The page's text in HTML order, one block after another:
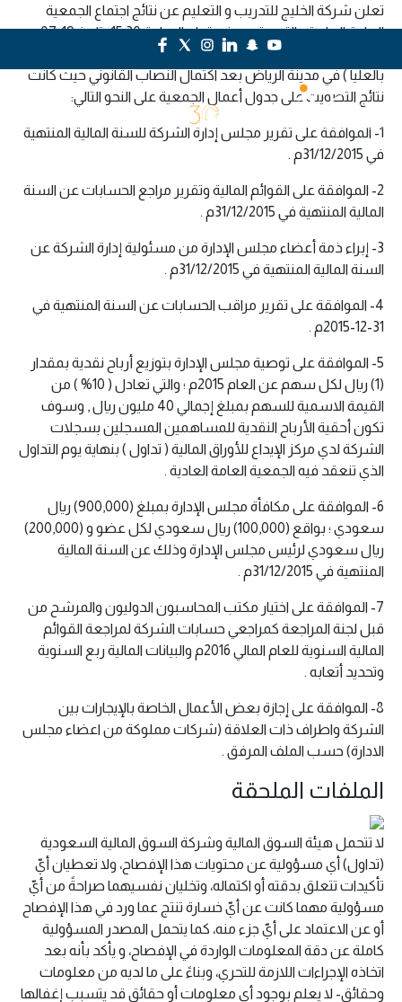
تعلن شركة الخليج للتدريب و التعليم عن نتائج اجتماع الجمعية
العامة العادية والتي عقدت في تمام الساعة 15:30 بتاريخ 19-07-
1437 الموافق 26-04-2016 في بمقر الشركة(خلف مكتبة جرير
بالعليا ) في مدينة الرياض بعد اكتمال النصاب القانوني حيث كانت
نتائج التصويت على جدول أعمال الجمعية على النحو التالي:
1- الموافقة على تقرير مجلس إدارة الشركة للسنة المالية المنتهية
في 31/12/2015م .
2- الموافقة على القوائم المالية وتقرير مراجع الحسابات عن السنة
المالية المنتهية في 31/12/2015م .
3- إبراء ذمة أعضاء مجلس الإدارة من مسئولية إدارة الشركة عن
السنة المالية المنتهية في 31/12/2015م .
4- الموافقة على تقرير مراقب الحسابات عن السنة المنتهية في
31-12-2015م .
5- الموافقة على توصية مجلس الإدارة بتوزيع أرباح نقدية بمقدار
(1) ريال لكل سهم عن العام 2015م ؛ والتي تعادل ( 10% ) من
القيمة الاسمية للسهم بمبلغ إجمالي 40 مليون ريال , وسوف
تكون أحقية الأرباح النقدية للمساهمين المسجلين بسجلات
الشركة لدي مركز الإيداع للأوراق المالية ( تداول ) بنهاية يوم التداول
الذي تنعقد فيه الجمعية العامة العادية .
6- الموافقة على مكافأة مجلس الإدارة بمبلغ (900,000) ريال
سعودي ؛ بواقع (100,000) ريال سعودي لكل عضو و (200,000)
ريال سعودي لرئيس مجلس الإدارة وذلك عن السنة المالية
المنتهية في 31/12/2015م .
7- الموافقة على اختيار مكتب المحاسبون الدوليون والمرشح من
قبل لجنة المراجعة كمراجعي حسابات الشركة لمراجعة القوائم
المالية السنوية للعام المالي 2016م والبيانات المالية ربع السنوية
وتحديد أتعابه .
8- الموافقة على إجازة بعض الأعمال الخاصة بالإيجارات بين
الشركة واطراف ذات العلاقة (شركات مملوكة من اعضاء مجلس
الادارة) حسب الملف المرفق .
الملفات الملحقة
لا تتحمل هيئة السوق المالية وشركة السوق المالية السعودية
(تداول) أي مسؤولية عن محتويات هذا الإفصاح، ولا تعطيان أيّ
تأكيدات تتعلق بدقته أو اكتماله، وتخليان نفسيهما صراحةً من أيّ
مسؤولية مهما كانت عن أيّ خسارة تنتج عما ورد في هذا الإفصاح
أو عن الاعتماد على أيّ جزء منه، كما يتحمل المصدر المسؤولية
كاملة عن دقة المعلومات الواردة في الإفصاح، و يأكد بأنه بعد
اتخاذه الإجراءات اللازمة للتحري، وبناءً على ما لديه من معلومات
وحقائق- لا يعلم بوجود أي معلومات أو حقائق قد يتسبب إغفالها